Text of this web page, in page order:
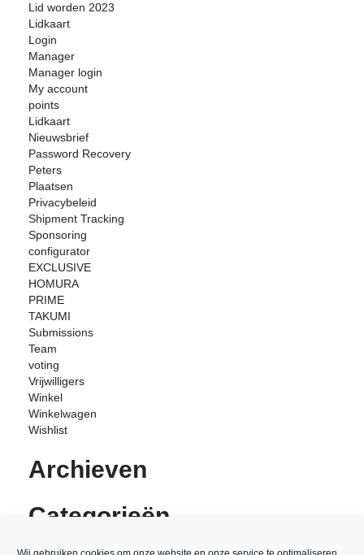
Lid worden 2023
Lidkaart
Login
Manager
Manager login
My account
points
Lidkaart
Nieuwsbrief
Password Recovery
Peters
Plaatsen
Privacybeleid
Shipment Tracking
Sponsoring
configurator
EXCLUSIVE
HOMURA
PRIME
TAKUMI
Submissions
Team
voting
Vrijwilligers
Winkel
Winkelwagen
Wishlist
Archieven
Categorieën
Geen categorieën